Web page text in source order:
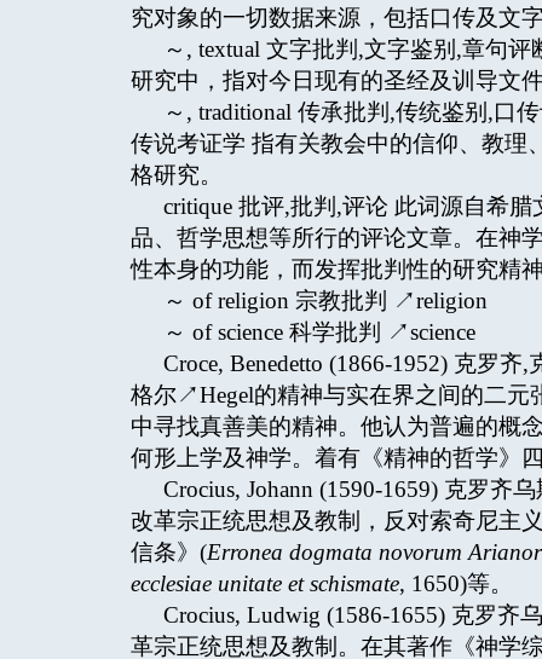
究对象的一切数据来源，包括口传及文
～, textual 文字批判,文字鉴别,章句
研究中，指对今日现有的圣经及训导文
～, traditional 传承批判,传统鉴别,口
传说考证学 指有关教会中的信仰、教
格研究。
critique 批评,批判,评论 此词源自希
品、哲学思想等所行的评论文章。在神
性本身的功能，而发挥批判性的研究精
～ of religion 宗教批判 ↗religion
～ of science 科学批判 ↗science
Croce, Benedetto (1866-1952) 克罗
格尔↗Hegel的精神与实在界之间的二元
中寻找真善美的精神。他认为普遍的概
何形上学及神学。着有《精神的哲学》
Crocius, Johann (1590-1659) 克罗齐
改革宗正统思想及教制，反对索奇尼主
信条》(Erronea dogmata novorum
ecclesiae unitate et schismate, 1650)等。
Crocius, Ludwig (1586-1655) 克罗齐
革宗正统思想及教制。在其著作《神学